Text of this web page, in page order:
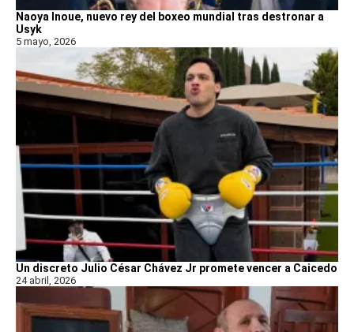
Naoya Inoue, nuevo rey del boxeo mundial tras destronar a
Usyk
5 mayo, 2026
Un discreto Julio César Chávez Jr promete vencer a Caicedo
24 abril, 2026